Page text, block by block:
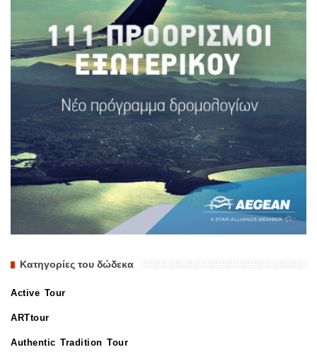
Κατηγορίες του δώδεκα
Active Tour
ARTtour
Authentic Tradition Tour